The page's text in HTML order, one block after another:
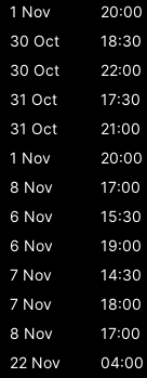
1 Nov
20:00
30 Oct
18:30
30 Oct
22:00
31 Oct
17:30
31 Oct
21:00
1 Nov
20:00
8 Nov
17:00
6 Nov
15:30
6 Nov
19:00
7 Nov
14:30
7 Nov
18:00
8 Nov
17:00
22 Nov
04:00